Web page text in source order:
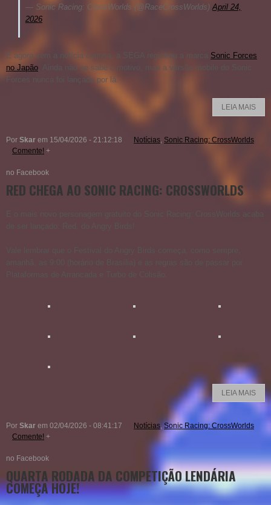
— Sonic Racing: CrossWorlds (@RaceCrossWorlds)April 24,
2026
E agora vem a notícia curiosa, a SEGA registrou a marca Sonic Forces
no Japão . Ainda não se sabe o motivo, mas a versão mobile do Sonic
Forces nunca foi lançada por lá.
LEIA MAIS
Por Skar em 15/04/2026 - 21:12:18 Notícias, Sonic Racing: CrossWorlds
Comente! +
no Facebook
RED CHEGA AO SONIC RACING: CROSSWORLDS
LEIA MAIS
Por Skar em 02/04/2026 - 08:41:17 Notícias,Sonic Racing: CrossWorlds
Comente! +
no Facebook
QUARTA RODADA DA COMPETIÇÃO LENDÁRIA
COMEÇA HOJE!